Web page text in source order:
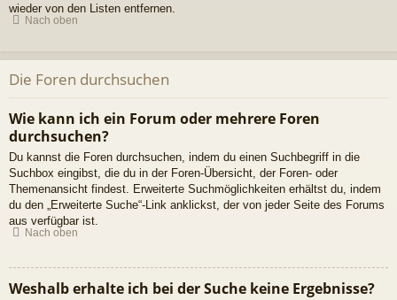
wieder von den Listen entfernen.
Nach oben
Die Foren durchsuchen
Wie kann ich ein Forum oder mehrere Foren
durchsuchen?
Du kannst die Foren durchsuchen, indem du einen Suchbegriff in die
Suchbox eingibst, die du in der Foren-Übersicht, der Foren- oder
Themenansicht findest. Erweiterte Suchmöglichkeiten erhältst du, indem
du den „Erweiterte Suche“-Link anklickst, der von jeder Seite des Forums
aus verfügbar ist.
Nach oben
Weshalb erhalte ich bei der Suche keine Ergebnisse?